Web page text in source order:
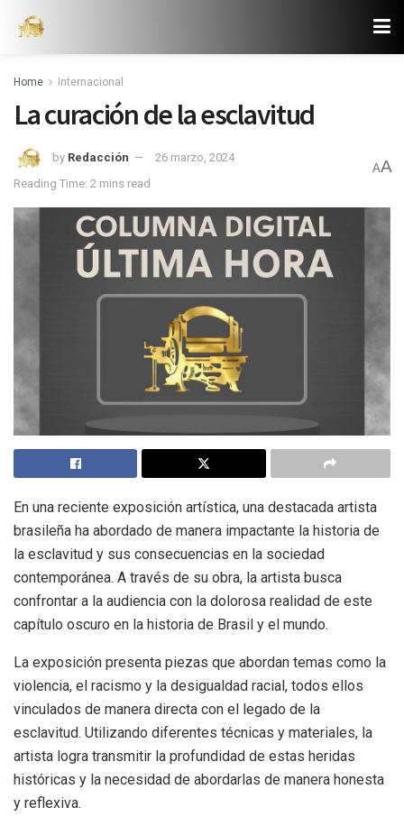
Home Internacional
La curación de la esclavitud
by Redacción
26 marzo, 2024
Reading Time: 2 mins read
AA
En una reciente exposición artística, una destacada artista
brasileña ha abordado de manera impactante la historia de
la esclavitud y sus consecuencias en la sociedad
contemporánea. A través de su obra, la artista busca
confrontar a la audiencia con la dolorosa realidad de este
capítulo oscuro en la historia de Brasil y el mundo.
La exposición presenta piezas que abordan temas como la
violencia, el racismo y la desigualdad racial, todos ellos
vinculados de manera directa con el legado de la
esclavitud. Utilizando diferentes técnicas y materiales, la
artista logra transmitir la profundidad de estas heridas
históricas y la necesidad de abordarlas de manera honesta
y reflexiva.